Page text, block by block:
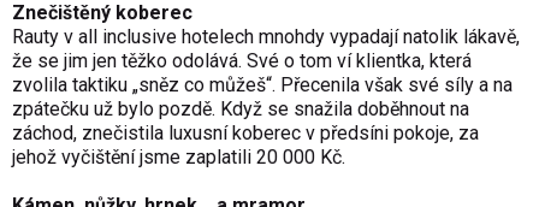
Znečištěný koberec
Rauty v all inclusive hotelech mnohdy vypadají natolik lákavě,
že se jim jen těžko odolává. Své o tom ví klientka, která
zvolila taktiku „sněz co můžeš“. Přecenila však své síly a na
zpátečku už bylo pozdě. Když se snažila doběhnout na
záchod, znečistila luxusní koberec v předsíni pokoje, za
jehož vyčištění jsme zaplatili 20 000 Kč.